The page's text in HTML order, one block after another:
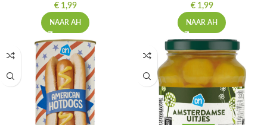
€1,99
NAAR AH
€1,99
NAAR AH